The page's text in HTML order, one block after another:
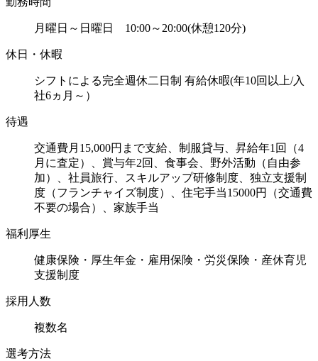
月曜日～日曜日 10:00～20:00(休憩120分)
休日・休暇
シフトによる完全週休二日制 有給休暇(年10回以上/入
社6ヵ月～）
待遇
交通費月15,000円まで支給、制服貸与、昇給年1回（4
月に査定）、賞与年2回、食事会、野外活動（自由参
加）、社員旅行、スキルアップ研修制度、独立支援制
度（フランチャイズ制度）、住宅手当15000円（交通費
不要の場合）、家族手当
福利厚生
健康保険・厚生年金・雇用保険・労災保険・産休育児
支援制度
採用人数
複数名
選考方法